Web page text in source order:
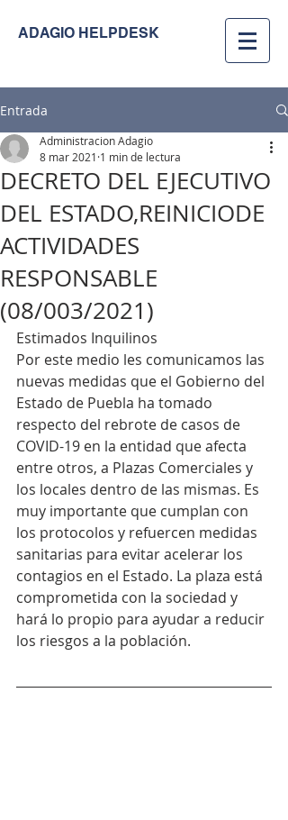
ADAGIO HELPDESK
Entrada
DECRETO DEL EJECUTIVO
DEL ESTADO,REINICIODE
ACTIVIDADES
RESPONSABLE
(08/003/2021)
Administracion Adagio
8 mar 2021 1 min de lectura
Estimados Inquilinos
Por este medio les comunicamos las
nuevas medidas que el Gobierno del
Estado de Puebla ha tomado
respecto del rebrote de casos de
COVID-19 en la entidad que afecta
entre otros, a Plazas Comerciales y
los locales dentro de las mismas. Es
muy importante que cumplan con
los protocolos y refuercen medidas
sanitarias para evitar acelerar los
contagios en el Estado. La plaza está
comprometida con la sociedad y
hará lo propio para ayudar a reducir
los riesgos a la población.